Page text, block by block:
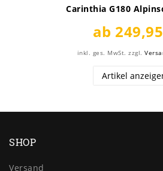
Carinthia G180
ab
inkl. ges. MwSt. zzgl.
Artikel
SHOP
Versand